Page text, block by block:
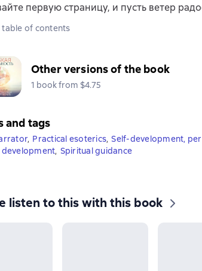
первую страницу, и пусть ветер
table of contents
Other versions of the book
1 book from $4.75
and tags
, Practical esoterics, Self-development,
, Spiritual guidance
listen to this with this book